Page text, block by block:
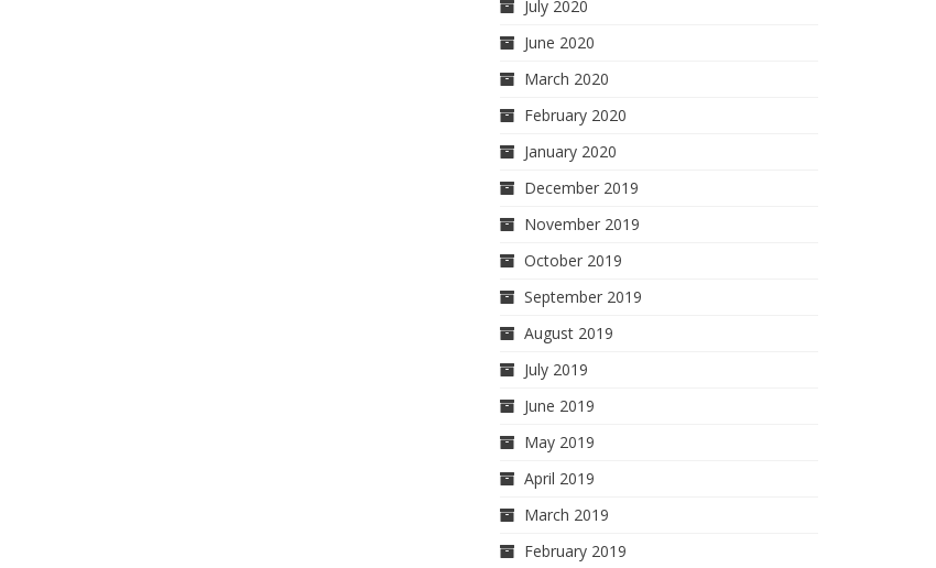
July 2020
June 2020
March 2020
February 2020
January 2020
December 2019
November 2019
October 2019
September 2019
August 2019
July 2019
June 2019
May 2019
April 2019
March 2019
February 2019